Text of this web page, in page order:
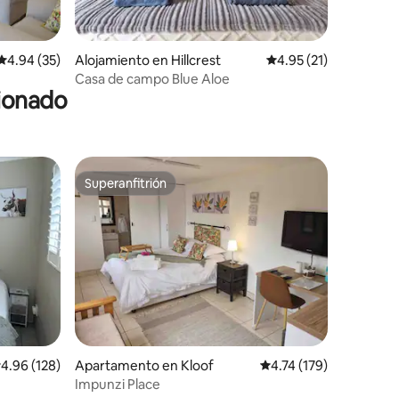
promedio: 4.94 de 5, 35 reseñas
4.94 (35)
Alojamiento en Hillcrest Calificación
4.95 (21)
Casa de campo Blue Aloe
promedio: 4.96 de 5, 128 reseñas
4.96 (128)
Superanfitrión
Superanfitrión
Apartamento en Kloof Calificación promedio:
4.74 (179)
Impunzi Place